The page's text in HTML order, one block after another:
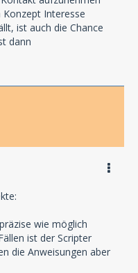
Interesse
ist auch die Chance
dann
wie möglich
ist der Scripter
die Anweisungen aber